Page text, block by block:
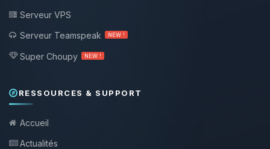
Serveur VPS
Serveur Teamspeak
NEW !
Super Choupy NEW !
RESSOURCES & SUPPORT
Accueil
Actualités